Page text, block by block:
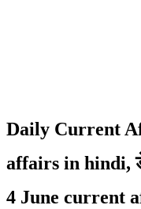
Daily Current
affairs in hindi,
4 June current